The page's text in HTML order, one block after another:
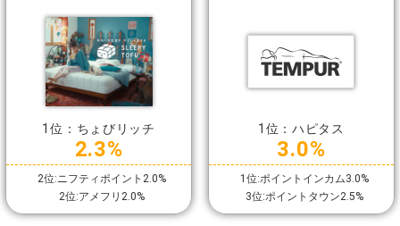
1位：ちょびリッチ
2.3%
2位:ニフティポイント2.0%
2位:アメフリ2.0%
1位：ハピタス
3.0%
1位:ポイントインカム3.0%
3位:ポイントタウン2.5%